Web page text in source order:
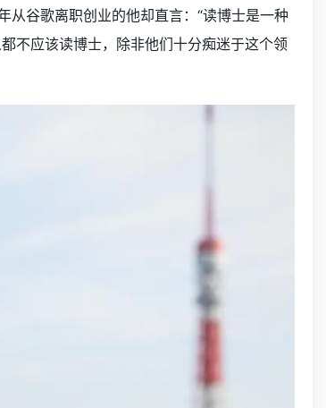
谷歌离职创业的他却直言：“读博士是一种
不应该读博士，除非他们十分痴迷于这个领